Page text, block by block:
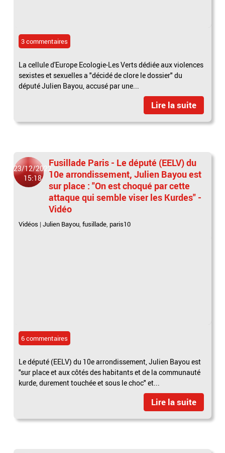
3 commentaires
La cellule d'Europe Ecologie-Les Verts dédiée aux violences
sexistes et sexuelles a "décidé de clore le dossier" du
député Julien Bayou, accusé par une...
Lire la suite
23/12/2022
15:18
Fusillade Paris - Le député (EELV) du
10e arrondissement, Julien Bayou est
sur place : "On est choqué par cette
attaque qui semble viser les Kurdes" -
Vidéo
Vidéos |Julien Bayou,fusillade, paris10
6 commentaires
Le député (EELV) du 10e arrondissement, Julien Bayou est
"sur place et aux côtés des habitants et de la communauté
kurde, durement touchée et sous le choc" et...
Lire la suite